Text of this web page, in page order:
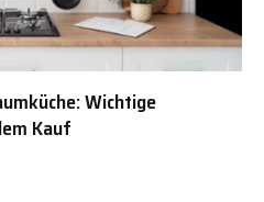
Wichtige
Kauf